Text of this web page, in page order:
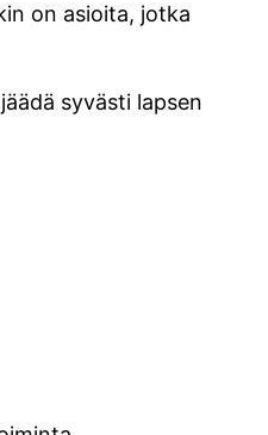
on asioita, jotka
syvästi lapsen